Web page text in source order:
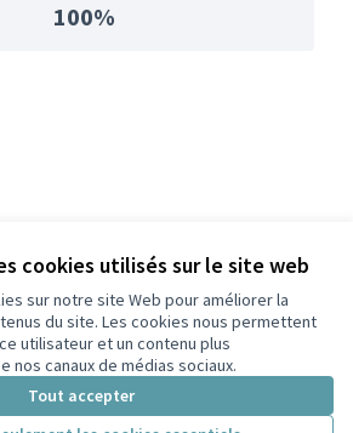
cookies utilisés sur le site web
sur notre site Web pour améliorer la
du site. Les cookies nous permettent
utilisateur et un contenu plus
nos canaux de médias sociaux.
Tout accepter
100%